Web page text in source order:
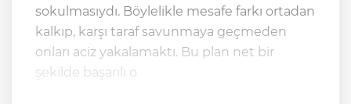
sokulmasıydı. Böylelikle mesafe farkı ortadan
kalkıp, karşı taraf savunmaya geçmeden
onları aciz yakalamaktı. Bu plan net bir
şekilde başarılı o